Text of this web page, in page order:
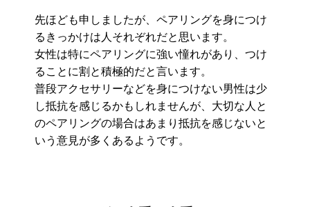
先ほども申しましたが、ペアリングを身につけ
るきっかけは人それぞれだと思います。
女性は特にペアリングに強い憧れがあり、つけ
ることに割と積極的だと言います。
普段アクセサリーなどを身につけない男性は少
し抵抗を感じるかもしれませんが、大切な人と
のペアリングの場合はあまり抵抗を感じないと
いう意見が多くあるようです。